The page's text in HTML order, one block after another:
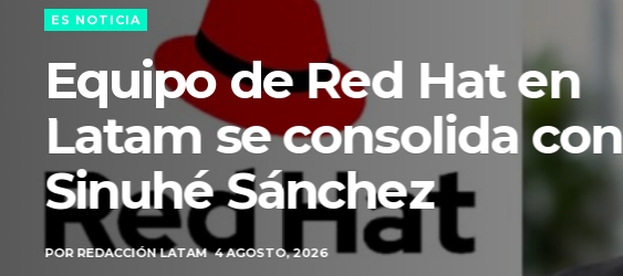
ES NOTICIA
Equipo de Red Hat en
Latam se consolida con
Sinuhé Sánchez
POR REDACCIÓN LATAM 4 AGOSTO, 2026